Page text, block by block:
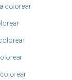
colorear